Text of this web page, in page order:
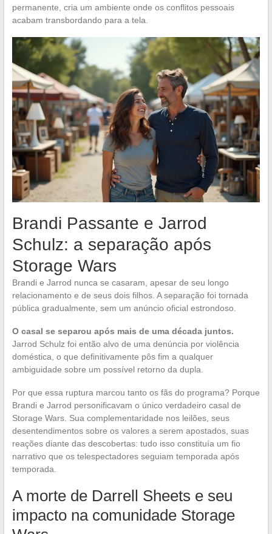
permanente, cria um ambiente onde os conflitos pessoais
acabam transbordando para a tela.
Brandi Passante e Jarrod
Schulz: a separação após
Storage Wars
Brandi e Jarrod nunca se casaram, apesar de seu longo
relacionamento e de seus dois filhos. A separação foi tornada
pública gradualmente, sem um anúncio oficial estrondoso.
O casal se separou após mais de uma década juntos.
Jarrod Schulz foi então alvo de uma denúncia por violência
doméstica, o que definitivamente pôs fim a qualquer
ambiguidade sobre um possível retorno da dupla.
Por que essa ruptura marcou tanto os fãs do programa? Porque
Brandi e Jarrod personificavam o único verdadeiro casal de
Storage Wars. Sua complementaridade nos leilões, seus
desentendimentos sobre os valores a serem apostados, suas
reações diante das descobertas: tudo isso constituía um fio
narrativo que os telespectadores seguiam temporada após
temporada.
A morte de Darrell Sheets e seu
impacto na comunidade Storage